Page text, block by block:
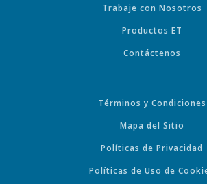
Trabaje con Nosotros
Productos ET
Contáctenos
Términos y Condiciones
Mapa del Sitio
Políticas de Privacidad
Políticas de Uso de